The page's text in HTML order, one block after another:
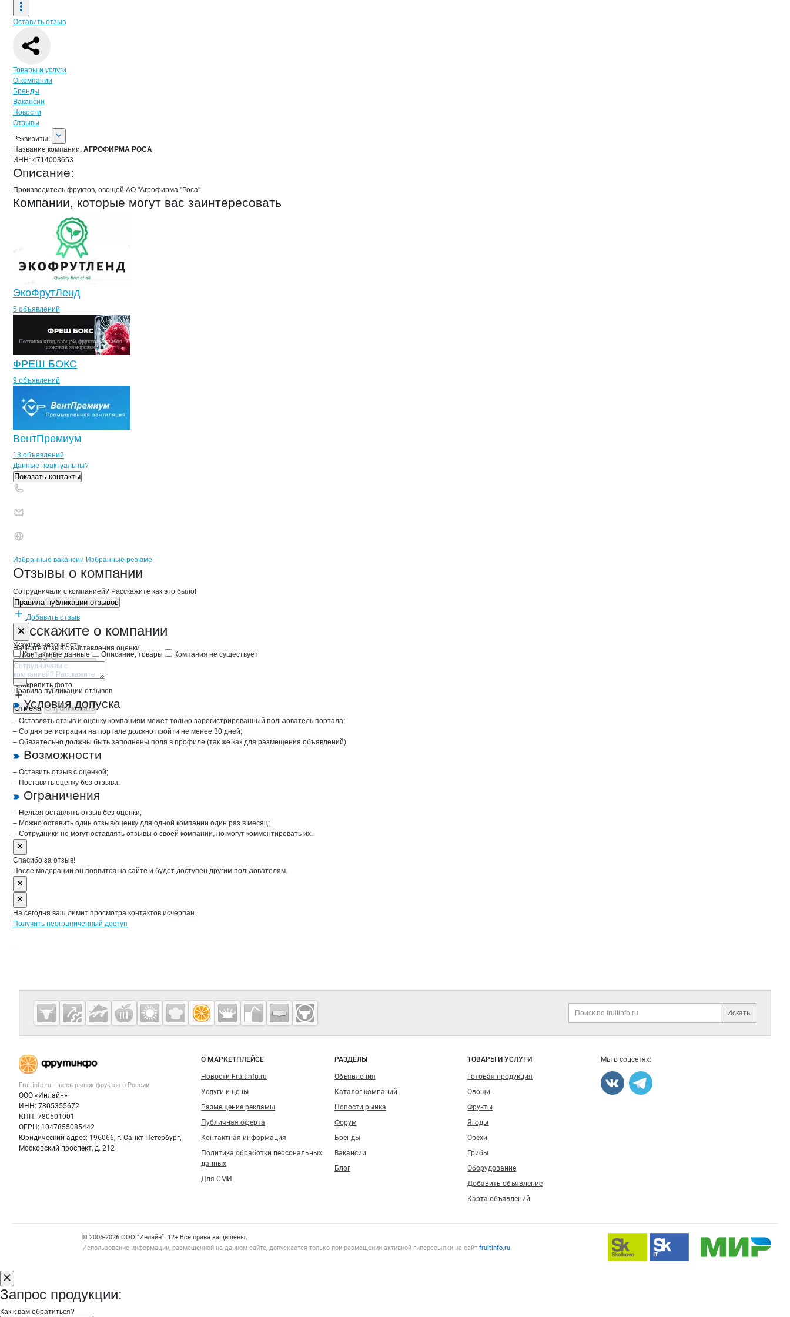
Оставить отзыв
Навигация по странице
Товары и услуги
О компании
Бренды
Вакансии
Новости
Отзывы
О компании
Реквизиты
Реквизиты:
Название компании: АГРОФИРМА РОСА
ИНН: 4714003653
Описание:
Производитель фруктов, овощей АО "Агрофирма "Роса"
Компании, которые могут вас заинтересовать
ЭкоФрутЛенд
5 объявлений
ФРЕШ БОКС
9 объявлений
ВентПремиум
13 объявлений
Контактыкомпании
+7(800)000-00-..
Данные неактуальны?
Показать контакты
Брендыкомпани АГРОФИРМА РОСА
Вакансии вАГРОФИРМА РОСА
Избранные вакансии Избранные резюме
Новости oАГРОФИРМА РОСА, АО
Отзывы о компании
Сотрудничали с компанией? Расскажите как это было!
Правила публикации отзывов
Добавить отзыв
Расскажите о компании
Начните отзыв с выставления оценки
Прикрепить фото
Отмена Опубликовать
Форма обратной связи о неточностях на странице
Укажите неточность
Контактные данные
Описание, товары Компания не существует
Отмена Опубликовать
Правила публикации отзывов
Условия допуска
– Оставлять отзыв и оценку компаниям может только зарегистрированный пользователь портала;
– Со дня регистрации на портале должно пройти не менее 30 дней;
– Обязательно должны быть заполнены поля в профиле (так же как для размещения объявлений).
Возможности
– Оставить отзыв с оценкой;
– Поставить оценку без отзыва.
Ограничения
– Нельзя оставлять отзыв без оценки;
– Можно оставить один отзыв/оценку для одной компании один раз в месяц;
– Сотрудники не могут оставлять отзывы о своей компании, но могут комментировать их.
Спасибо за отзыв!
После модерации он появится на сайте и будет доступен другим пользователям.
На сегодня ваш лимит просмотра контактов исчерпан.
Получить неограниченный доступ
Дополнительная информация
Искать
Cсылки на полезные проекты
Fruitinfo.ru
— рынок
фруктов
Важные разделы и контакты
Fruitinfo.ru – весь рынок фруктов в России.
ООО «Инлайн»
ИНН: 7805355672
КПП: 780501001
ОГРН: 1047855085442
Юридический адрес: 196066, г. Санкт-Петербург,
Московский проспект, д. 212
Навигация по сайту
О МАРКЕТПЛЕЙСЕ
Новости Fruitinfo.ru
Услуги и цены
Размещение рекламы
Публичная оферта
Контактная информация
Политика обработки персональных
данных
Для СМИ
РАЗДЕЛЫ
Объявления
Каталог компаний
Новости рынка
Форум
Бренды
Вакансии
Блог
ТОВАРЫ И УСЛУГИ
Готовая продукция
Овощи
Фрукты
Ягоды
Орехи
Грибы
Оборудование
Добавить объявление
Карта объявлений
Мы в соцсетях:
Счетчики, авторское право, логотипы
© 2006‑2026 ООО “Инлайн”. 12+ Все права защищены.
Использование информации, размещенной на данном сайте, допускается только при размещении активной гиперссылки на сайт fruitinfo.ru
Запрос продукции:
Как к вам обратиться?